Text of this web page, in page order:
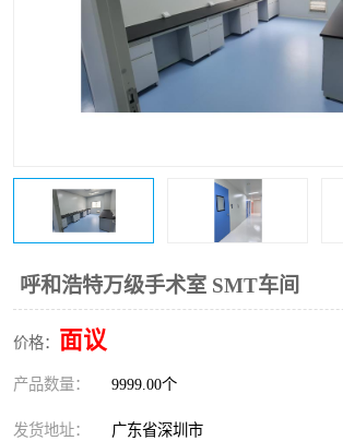
呼和浩特万级手术室 SMT车间
价格： 面议
产品数量： 9999.00个
发货地址： 广东省深圳市
生物实验室 食品饮料
化妆品 光电车间
恒温恒湿净化空调 过滤器